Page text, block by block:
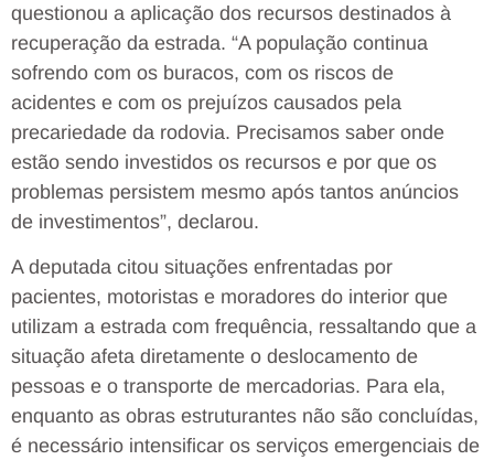
questionou a aplicação dos recursos destinados à
recuperação da estrada. “A população continua
sofrendo com os buracos, com os riscos de
acidentes e com os prejuízos causados pela
precariedade da rodovia. Precisamos saber onde
estão sendo investidos os recursos e por que os
problemas persistem mesmo após tantos anúncios
de investimentos”, declarou.
A deputada citou situações enfrentadas por
pacientes, motoristas e moradores do interior que
utilizam a estrada com frequência, ressaltando que a
situação afeta diretamente o deslocamento de
pessoas e o transporte de mercadorias. Para ela,
enquanto as obras estruturantes não são concluídas,
é necessário intensificar os serviços emergenciais de